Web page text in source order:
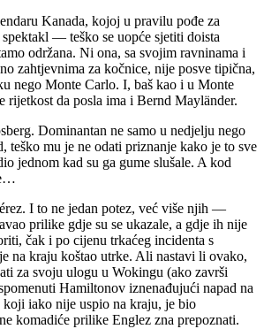
Kanada, kojoj u pravilu pođe za
― teško se uopće sjetiti doista
održana. Ni ona, sa svojim ravninama i
zahtjevnima za kočnice, nije posve tipična,
nego Monte Carlo. I, baš kao i u Monte
rijetkost da posla ima i Bernd Mayländer.
Dominantan ne samo u nedjelju nego
teško mu je ne odati priznanje kako je to sve
jednom kad su ga gume slušale. A kod
I to ne jedan potez, već više njih ―
prilike gdje su se ukazale, a gdje ih nije
čak i po cijenu trkaćeg incidenta s
na kraju koštao utrke. Ali nastavi li ovako,
za svoju ulogu u Wokingu (ako završi
Hamiltonov iznenađujući napad na
koji iako nije uspio na kraju, je bio
komadiće prilike Englez zna prepoznati.